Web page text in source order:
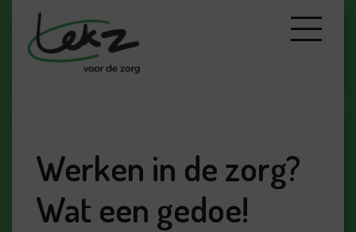
Werken in de zorg?
Wat een gedoe!